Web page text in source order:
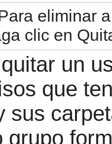
eliminar
clic en
un
que
sus
grupo